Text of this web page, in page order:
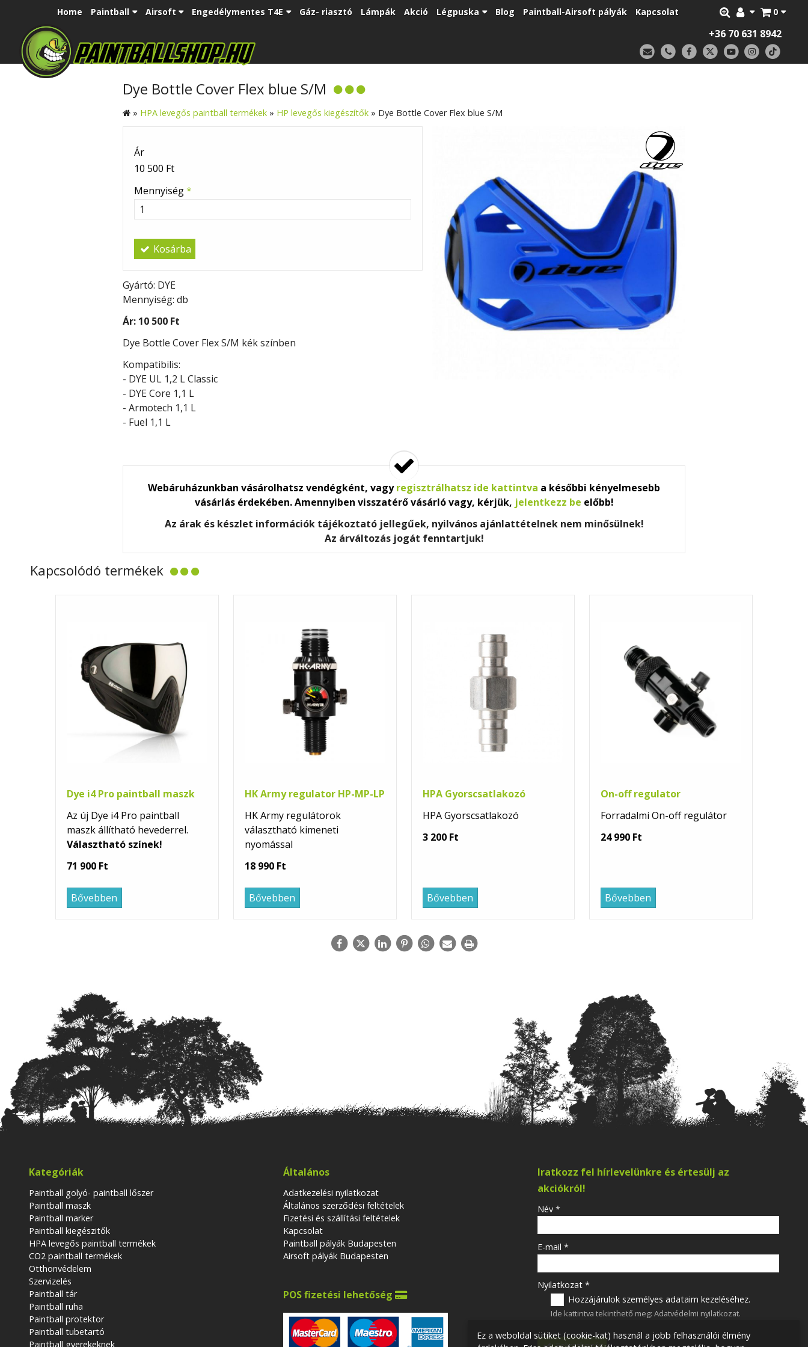
0
Home Paintball Airsoft Engedélymentes T4E Gáz- riasztó Lámpák Akció Légpuska Blog Paintball-Airsoft pályák Kapcsolat
+36 70 631 8942
Dye Bottle Cover Flex blue S/M
» HPA levegős paintball termékek » HP levegős kiegészítők » Dye Bottle Cover Flex blue S/M
Ár
10 500 Ft
Mennyiség*
Kosárba
Gyártó: DYE
Mennyiség: db
Ár: 10 500 Ft
Dye Bottle Cover Flex S/M kék színben
Kompatibilis:
- DYE UL 1,2 L Classic
- DYE Core 1,1 L
- Armotech 1,1 L
- Fuel 1,1 L
Webáruházunkban vásárolhatsz vendégként, vagyregisztrálhatsz ide kattintva a későbbi kényelmesebb
vásárlás érdekében. Amennyiben visszatérő vásárló vagy, kérjük, jelentkezz be előbb!
Az árak és készlet információk tájékoztató jellegűek, nyilvános ajánlattételnek nem minősülnek!
Az árváltozás jogát fenntartjuk!
Kapcsolódó termékek
Dye i4 Pro paintball maszk
Az új Dye i4 Pro paintball
maszk állítható hevederrel.
Választható színek!
71 900 Ft
Bővebben
HK Army regulator HP-MP-LP
HK Army regulátorok
választható kimeneti
nyomással
18 990 Ft
Bővebben
HPA Gyorscsatlakozó
HPA Gyorscsatlakozó
3 200 Ft
Bővebben
On-off regulator
Forradalmi On-off regulátor
24 990 Ft
Bővebben
Kategóriák
Paintball golyó- paintball lőszer
Paintball maszk
Paintball marker
Paintball kiegészitők
HPA levegős paintball termékek
CO2 paintball termékek
Otthonvédelem
Szervizelés
Paintball tár
Paintball ruha
Paintball protektor
Paintball tubetartó
Paintball gyerekeknek
Általános
Adatkezelési nyilatkozat
Általános szerződési feltételek
Fizetési és szállítási feltételek
Kapcsolat
Paintball pályák Budapesten
Airsoft pályák Budapesten
POS fizetési lehetőség
Iratkozz fel hírlevelünkre és értesülj az
akciókról!
-
-
-
Név*
E-mail*
Nyilatkozat*
Hozzájárulok személyes adataim kezeléséhez.
Ide kattintva tekinthető meg: Adatvédelmi nyilatkozat.
Ez a weboldal sütiket (cookie-kat) használ a jobb felhasználói élmény